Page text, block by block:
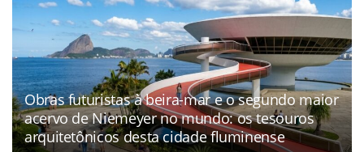
Obras futuristas à beira-mar e o segundo maior
acervo de Niemeyer no mundo: os tesouros
arquitetônicos desta cidade fluminense